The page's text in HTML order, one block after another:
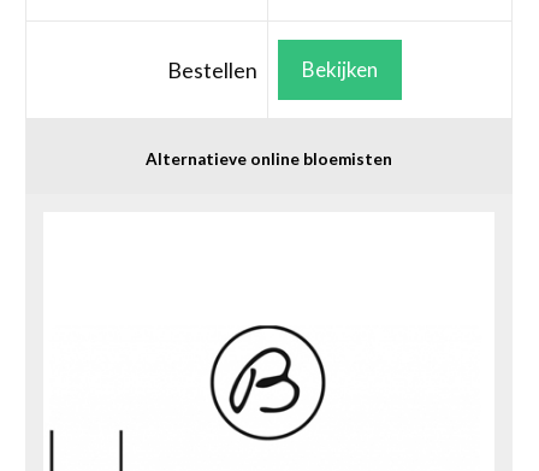
Bestellen Bekijken
Alternatieve online bloemisten